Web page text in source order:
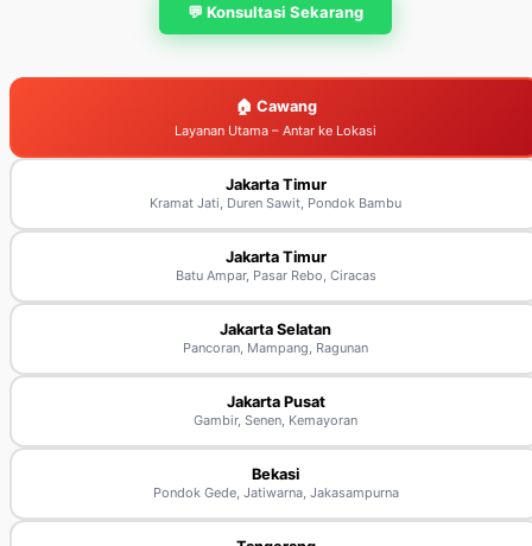
💬 Konsultasi Sekarang
🏠 Cawang
Layanan Utama – Antar ke Lokasi
Jakarta Timur
Kramat Jati, Duren Sawit, Pondok Bambu
Jakarta Timur
Batu Ampar, Pasar Rebo, Ciracas
Jakarta Selatan
Pancoran, Mampang, Ragunan
Jakarta Pusat
Gambir, Senen, Kemayoran
Bekasi
Pondok Gede, Jatiwarna, Jakasampurna